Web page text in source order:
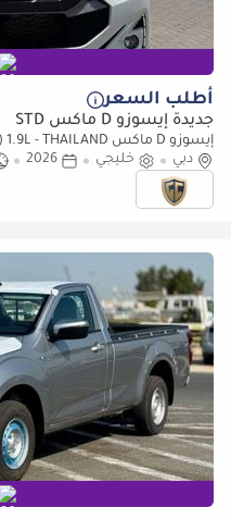
أطلب السعر
جديدة إيسوزو D ماكس STD
إيسوزو D ماكس STD Single Cabin 4x2 (2 Doors) 1.9L - THAILAND
دبي
خليجي 2026